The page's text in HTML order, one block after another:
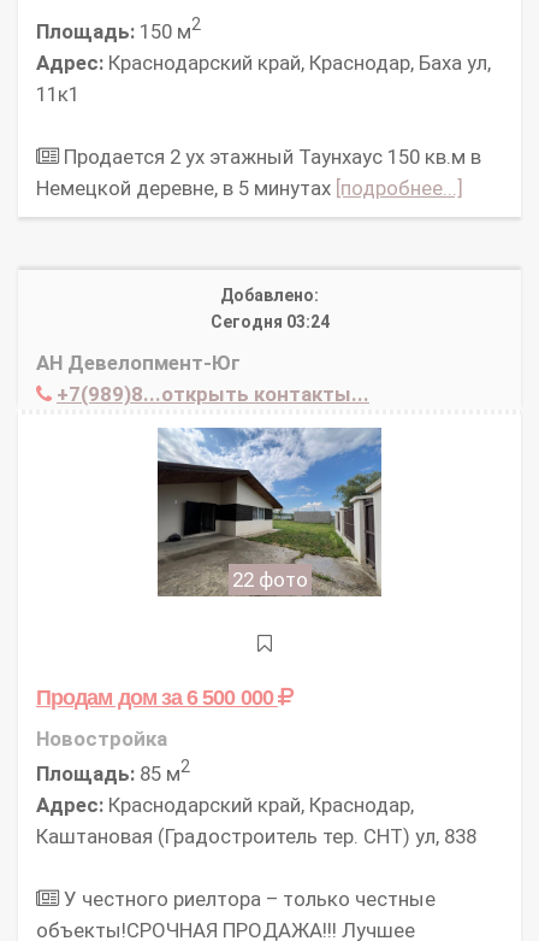
Площадь: 150 м2
Адрес: Краснодарский край, Краснодар, Баха ул,
11к1
Продается 2 ух этажный Таунхаус 150 кв.м в
Немецкой деревне, в 5 минутах [подробнее...]
Добавлено:
Сегодня 03:24
АН Девелопмент-Юг
+7(989)8...открыть контакты...
22 фото
Продам домза 6 500 000
Новостройка
Площадь: 85 м2
Адрес: Краснодарский край, Краснодар,
Каштановая (Градостроитель тер. СНТ) ул, 838
У честного риелтора – только честные
объекты!СРОЧНАЯ ПРОДАЖА!!! Лучшее